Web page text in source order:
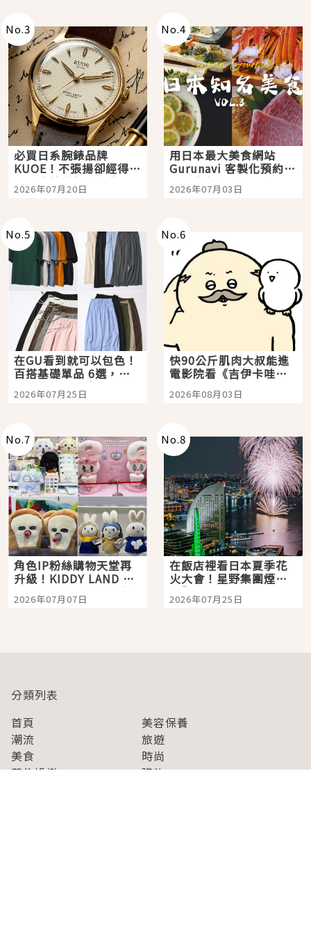
No.3
必買日系腕錶品牌
KUOE！不張揚卻經得起
時間洗鍊的經典之作五
選
2026年07月20日
No.4
用日本最大美食網站
Gurunavi 客製化預約九
大都市餐廳，打造專屬
美食體驗！
2026年07月03日
No.5
在GU看到就可以包色！
百搭基礎單品 6選，閉
眼全收也不心疼
2026年07月25日
No.6
快90公斤肌肉大叔能進
電影院看《吉伊卡哇》
嗎？日本重金屬樂團
「打首」會長與nagano
2026年08月03日
No.7
角色IP粉絲購物天堂再
升級！KIDDY LAND 原
宿店吉伊卡哇迎客，新
開幕 OMOKADO 店3分
2026年07月07日
No.8
在飯店裡看日本夏季花
火大會！星野集團煙火
景觀飯店6選，讓你不用
人擠人悠閒欣賞
2026年07月25日
分類列表
首頁
美容保養
潮流
旅遊
美食
時尚
藝能娛樂
購物